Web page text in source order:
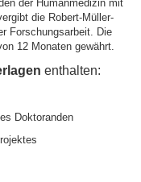
der Humanmedizin mit
die Robert-Müller-
Forschungsarbeit. Die
12 Monaten gewährt.
enthalten:
Doktoranden